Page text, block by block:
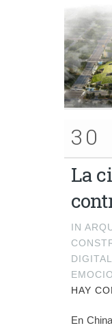
30
La
IN
DIGITAL
HAY
En